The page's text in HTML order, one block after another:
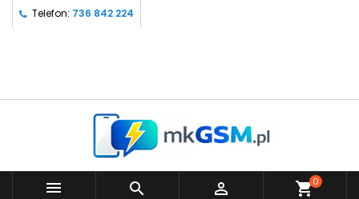
Telefon: 736 842 224
   shopping_cart0